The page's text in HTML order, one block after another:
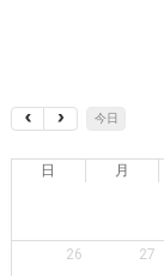
今日
日 月
26 27